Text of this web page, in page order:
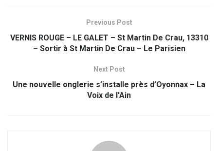
Previous Post
VERNIS ROUGE – LE GALET – St Martin De Crau, 13310
– Sortir à St Martin De Crau – Le Parisien
Next Post
Une nouvelle onglerie s’installe près d’Oyonnax – La
Voix de l'Ain